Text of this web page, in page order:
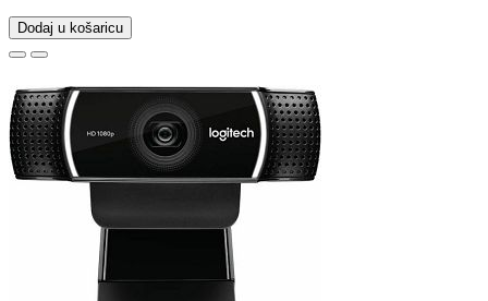
Dodaj u košaricu